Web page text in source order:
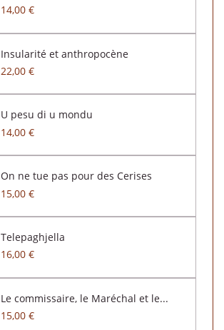
14,00 €
Insularité et anthropocène
22,00 €
U pesu di u mondu
14,00 €
On ne tue pas pour des Cerises
15,00 €
Telepaghjella
16,00 €
Le commissaire, le Maréchal et le...
15,00 €